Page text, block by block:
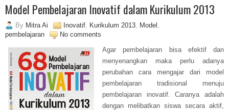
Model Pembelajaran Inovatif dalam Kurikulum 2013
By Mitra Ai Inovatif Kurikulum 2013 Model
pembelajaran
No comments
Agar pembelajaran bisa efektif dan
menyenangkan maka perlu adanya
perubahan cara mengajar dari model
pembelajaran tradisional menuju
pembelajaran inovatif. Caranya adalah
dengan melibatkan siswa secara aktif,